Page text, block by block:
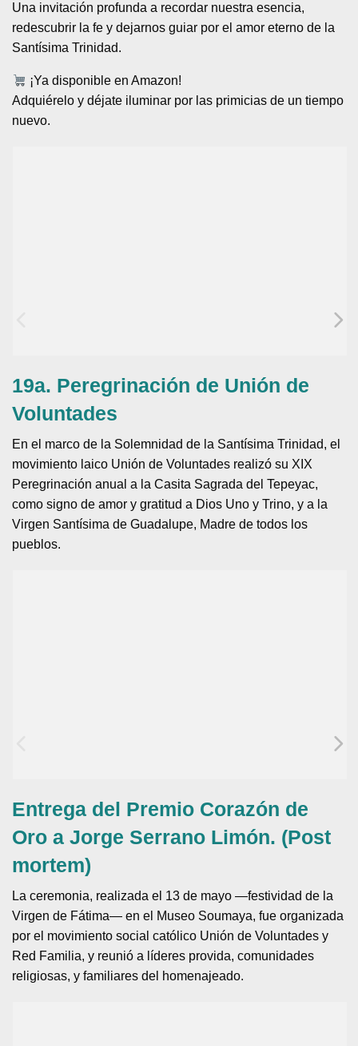
Una invitación profunda a recordar nuestra esencia,
redescubrir la fe y dejarnos guiar por el amor eterno de la
Santísima Trinidad.
¡Ya disponible en Amazon!
Adquiérelo y déjate iluminar por las primicias de un tiempo
nuevo.
19a. Peregrinación de Unión de
Voluntades
En el marco de la Solemnidad de la Santísima Trinidad, el
movimiento laico Unión de Voluntades realizó su XIX
Peregrinación anual a la Casita Sagrada del Tepeyac,
como signo de amor y gratitud a Dios Uno y Trino, y a la
Virgen Santísima de Guadalupe, Madre de todos los
pueblos.
Entrega del Premio Corazón de
Oro a Jorge Serrano Limón. (Post
mortem)
La ceremonia, realizada el 13 de mayo —festividad de la
Virgen de Fátima— en el Museo Soumaya, fue organizada
por el movimiento social católico Unión de Voluntades y
Red Familia, y reunió a líderes provida, comunidades
religiosas, y familiares del homenajeado.